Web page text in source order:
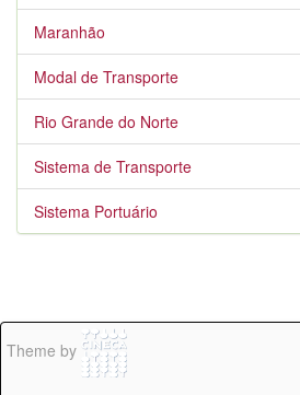
Maranhão
Modal de Transporte
Rio Grande do Norte
Sistema de Transporte
Sistema Portuário
Theme by